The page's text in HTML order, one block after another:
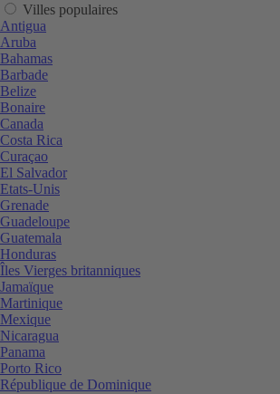
Villes populaires
Antigua
Aruba
Bahamas
Barbade
Belize
Bonaire
Canada
Costa Rica
Curaçao
El Salvador
Etats-Unis
Grenade
Guadeloupe
Guatemala
Honduras
Îles Vierges britanniques
Jamaïque
Martinique
Mexique
Nicaragua
Panama
Porto Rico
République de Dominique